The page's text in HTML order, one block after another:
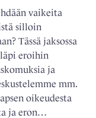
vaikeita
silloin
Tässä jaksossa
eroihin
ja
mm.
oikeudesta
ja eron…